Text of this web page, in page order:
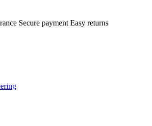
Secure payment Easy returns